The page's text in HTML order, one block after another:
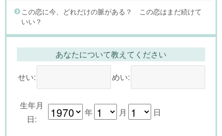
この恋に今、どれだけの脈がある？ この恋はまだ続けて
いい？
あなたについて教えてください
せい:
めい:
生年月
日:
年 月 日